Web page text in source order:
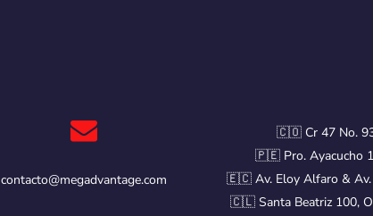
contacto@megadvantage.com
🇨🇴 Cr 47 No.
🇵🇪 Pro. Ayacucho
🇪🇨 Av. Eloy Alfaro & Av.
🇨🇱 Santa Beatriz 100,